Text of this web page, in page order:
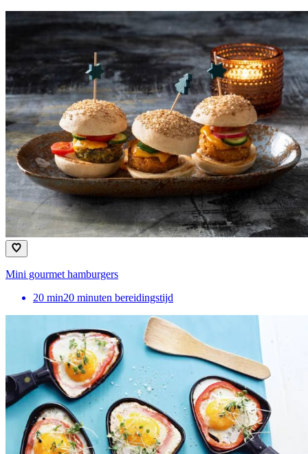
Mini gourmet hamburgers
20 min20 minuten bereidingstijd